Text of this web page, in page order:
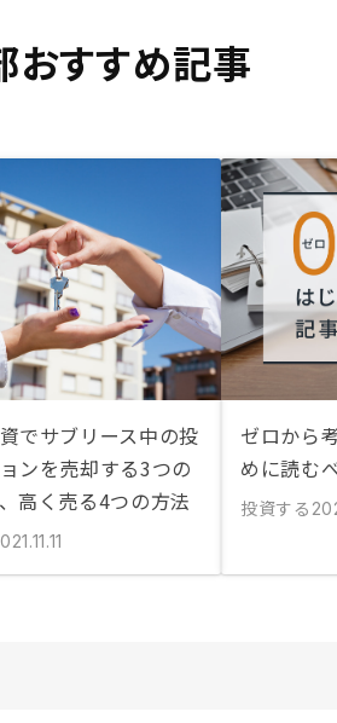
おすすめ記事
でサブリース中の投
ンを売却する3つの
高く売る4つの方法
ゼロから
めに読む
投資する